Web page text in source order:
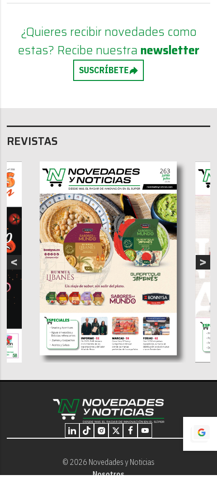
¿Quieres recibir novedades como
estas? Recibe nuestra newsletter
SUSCRÍBETE
REVISTAS
© 2026 Novedades y Noticias
Nosotros